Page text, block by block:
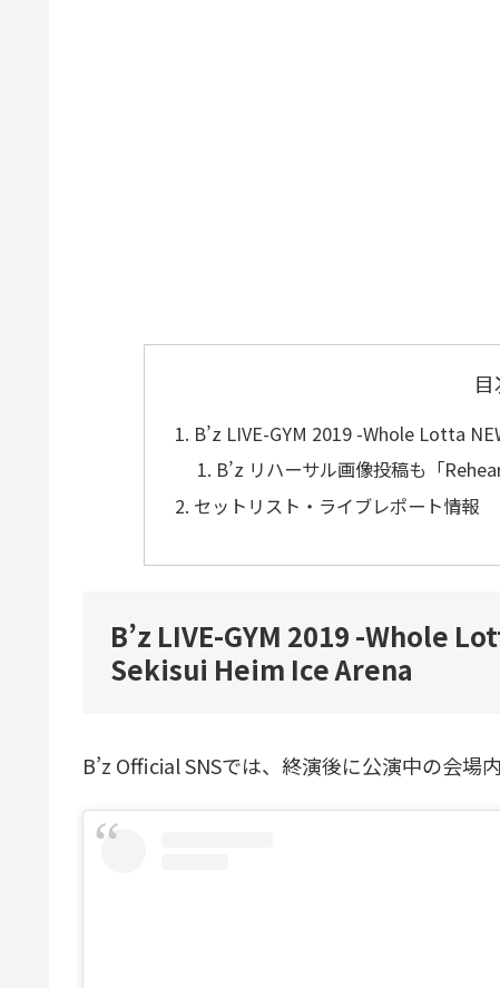
B’z LIVE-GYM 2019 -Whole Lotta
B’z リハーサル画像投稿も「
セットリスト・ライブレポート情報
B’z LIVE-GYM 2019 -Whole
Sekisui Heim Ice Arena
B’z Official SNSでは、終演後に公演中の会場